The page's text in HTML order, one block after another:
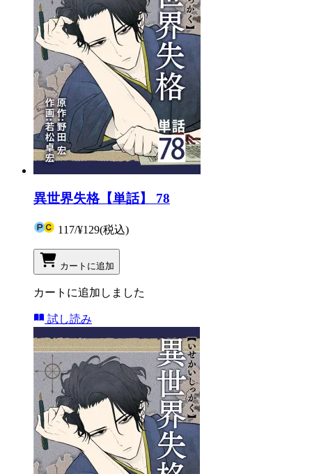
異世界失格【単話】 78
117/¥129(税込)
カートに追加
カートに追加しました
試し読み